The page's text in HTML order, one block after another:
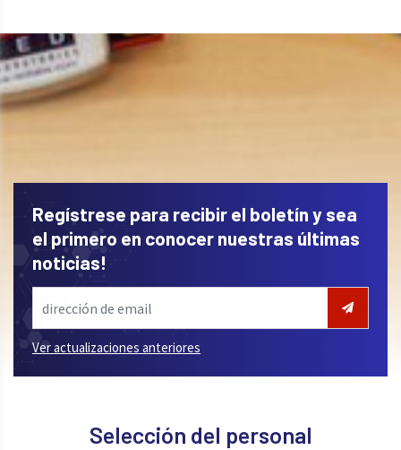
Regístrese para recibir el boletín y sea
el primero en conocer nuestras últimas
noticias!
Ver actualizaciones anteriores
Selección del personal